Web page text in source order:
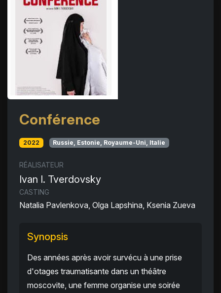
Conférence
2022 Russie, Estonie, Royaume-Uni, Italie
RÉALISATEUR
Ivan I. Tverdovsky
CASTING
Natalia Pavlenkova, Olga Lapshina, Ksenia Zueva
Synopsis
Des années après avoir survécu à une prise
d'otages traumatisante dans un théâtre
moscovite, une femme organise une soirée